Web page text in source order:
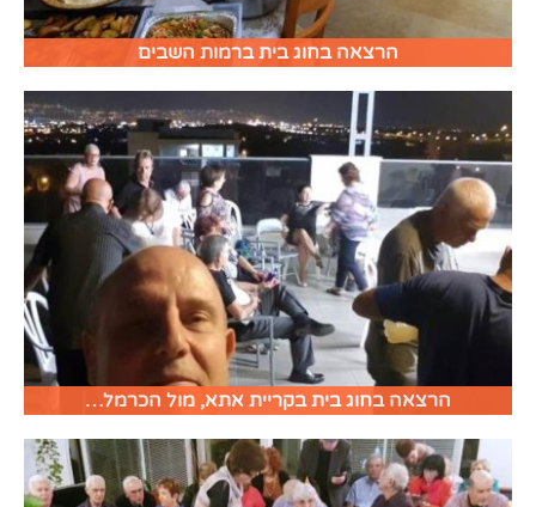
הרצאה בחוג בית ברמות השבים
הרצאה בחוג בית בקריית אתא, מול הכרמל…